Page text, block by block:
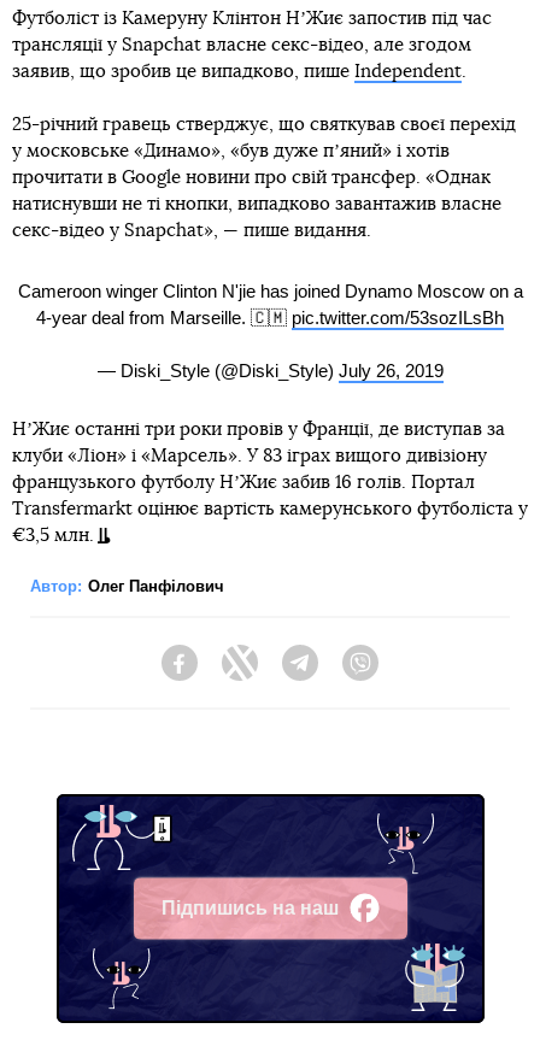
Футболіст із Камеруну Клінтон НʼЖиє запостив під час
трансляції у Snapchat власне секс-відео, але згодом
заявив, що зробив це випадково, пише Independent.
25-річний гравець стверджує, що святкував своєї перехід
у московське «Динамо», «був дуже пʼяний» і хотів
прочитати в Google новини про свій трансфер. «Однак
натиснувши не ті кнопки, випадково завантажив власне
секс-відео у Snapchat», — пише видання.
Cameroon winger Clinton N'jie has joined Dynamo Moscow on a
4-year deal from Marseille. 🇨🇲 pic.twitter.com/53sozILsBh
— Diski_Style (@Diski_Style) July 26, 2019
НʼЖиє останні три роки провів у Франції, де виступав за
клуби «Ліон» і «Марсель». У 83 іграх вищого дивізіону
французького футболу НʼЖиє забив 16 голів. Портал
Transfermarkt оцінює вартість камерунського футболіста у
€3,5 млн.
Автор: Олег Панфілович
FacebookTwitter Telegram
Підпишись на наш
Facebook